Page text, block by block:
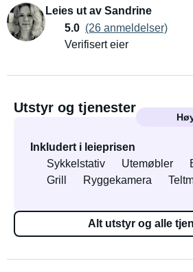
Leies ut av Sandrine
5.0 (26 anmeldelser)
Verifisert eier
Utstyr og tjenester
Inkludert i leieprisen
Sykkelstativ
Utemøbler
Grill
Ryggekamera
Alt utstyr og alle